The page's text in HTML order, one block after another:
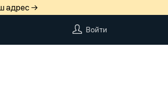
адрес →
Войти